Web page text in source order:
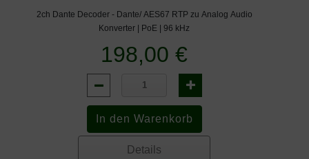
2ch Dante Decoder - Dante/ AES67 RTP zu Analog Audio
Konverter | PoE | 96 kHz
198,00 €
Details